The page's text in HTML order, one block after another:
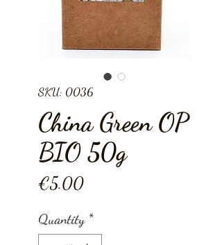
SKU: 0036
China Green OP
BIO 50g
€5.00Price
Quantity *